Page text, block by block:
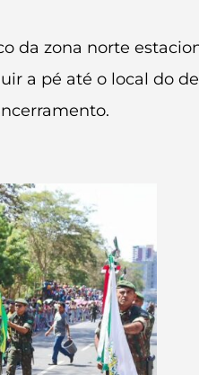
da zona norte
a pé até o local do